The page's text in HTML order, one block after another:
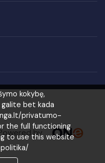
kokybę,
galite bet kada
privatumo-
the full functioning
to use this website
by